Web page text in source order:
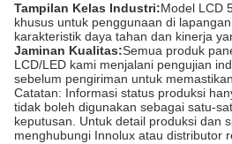
Tampilan Kelas Industri:Model LCD
khusus untuk penggunaan di
karakteristik daya tahan dan kinerja
Jaminan Kualitas:Semua produk
LCD/LED kami menjalani pengujian
sebelum pengiriman untuk
Catatan: Informasi status produksi
tidak boleh digunakan sebagai satu-
keputusan. Untuk detail produksi dan
menghubungi Innolux atau distributor